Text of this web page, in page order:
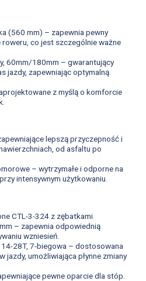
(560 mm) – zapewnia pewny
co jest szczególnie ważne
60mm/180mm – gwarantujący
jazdy, zapewniając optymalną
z myślą o komforcie
lepszą przyczepność i
od asfaltu po
– wytrzymałe i odporne na
intensywnym użytkowaniu.
CTL-3-324 z zębatkami
– zapewnia odpowiednią
wzniesień.
14-28T, 7-biegowa – dostosowana
jazdy, umożliwiająca płynne zmiany
pewne oparcie dla stóp.